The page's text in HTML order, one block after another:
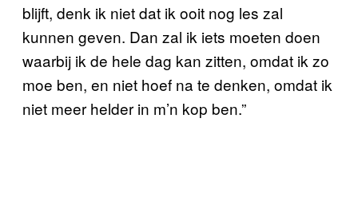
blijft, denk ik niet dat ik ooit nog les zal
kunnen geven. Dan zal ik iets moeten doen
waarbij ik de hele dag kan zitten, omdat ik zo
moe ben, en niet hoef na te denken, omdat ik
niet meer helder in m’n kop ben.”